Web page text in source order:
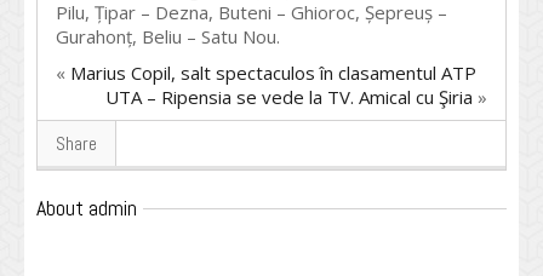
Pilu, Țipar – Dezna, Buteni – Ghioroc, Șepreuș –
Gurahonț, Beliu – Satu Nou.
« Marius Copil, salt spectaculos în clasamentul ATP
UTA – Ripensia se vede la TV. Amical cu Şiria »
Share
About admin